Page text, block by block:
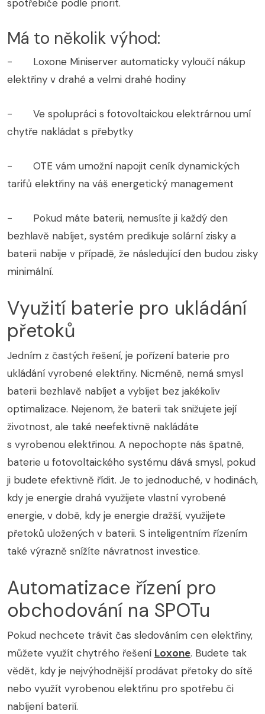
spotřebiče podle priorit.
Má to několik výhod:
- Loxone Miniserver automaticky vyloučí nákup
elektřiny v drahé a velmi drahé hodiny
- Ve spolupráci s fotovoltaickou elektrárnou umí
chytře nakládat s přebytky
- OTE vám umožní napojit ceník dynamických
tarifů elektřiny na váš energetický management
- Pokud máte baterii, nemusíte ji každý den
bezhlavě nabíjet, systém predikuje solární zisky a
baterii nabije v případě, že následující den budou zisky
minimální.
Využití baterie pro ukládání
přetoků
Jedním z častých řešení, je pořízení baterie pro
ukládání vyrobené elektřiny. Nicméně, nemá smysl
baterii bezhlavě nabíjet a vybíjet bez jakékoliv
optimalizace. Nejenom, že baterii tak snižujete její
životnost, ale také neefektivně nakládáte
s vyrobenou elektřinou. A nepochopte nás špatně,
baterie u fotovoltaického systému dává smysl, pokud
ji budete efektivně řídit. Je to jednoduché, v hodinách,
kdy je energie drahá využijete vlastní vyrobené
energie, v době, kdy je energie dražší, využijete
přetoků uložených v baterii. S inteligentním řízením
také výrazně snížíte návratnost investice.
Automatizace řízení pro
obchodování na SPOTu
Pokud nechcete trávit čas sledováním cen elektřiny,
můžete využít chytrého řešení Loxone. Budete tak
vědět, kdy je nejvýhodnější prodávat přetoky do sítě
nebo využít vyrobenou elektřinu pro spotřebu či
nabíjení baterií.